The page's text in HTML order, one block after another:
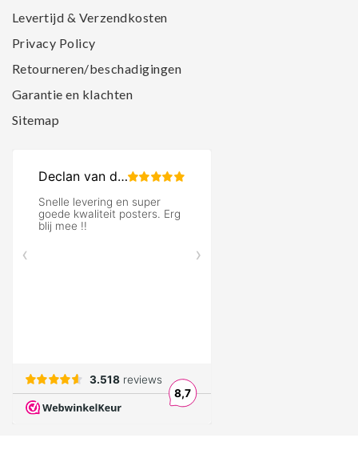
Levertijd & Verzendkosten
Privacy Policy
Retourneren/beschadigingen
Garantie en klachten
Sitemap